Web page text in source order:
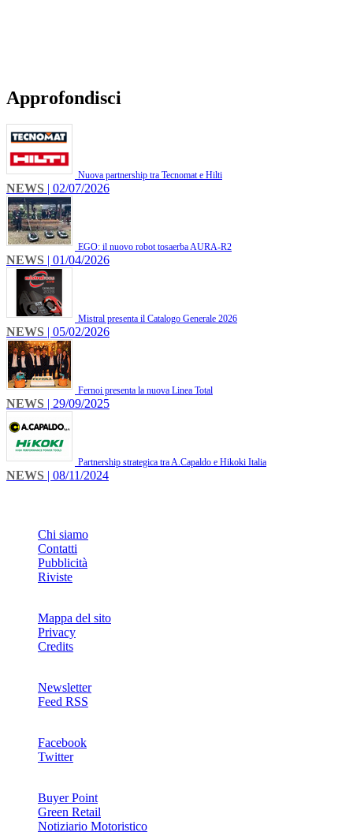
Approfondisci
Nuova partnership tra Tecnomat e Hilti
NEWS | 02/07/2026
EGO: il nuovo robot tosaerba AURA-R2
NEWS | 01/04/2026
Mistral presenta il Catalogo Generale 2026
NEWS | 05/02/2026
Fernoi presenta la nuova Linea Total
NEWS | 29/09/2025
Partnership strategica tra A.Capaldo e Hikoki Italia
NEWS | 08/11/2024
Chi siamo
Contatti
Pubblicità
Riviste
Mappa del sito
Privacy
Credits
Newsletter
Feed RSS
Facebook
Twitter
Buyer Point
Green Retail
Notiziario Motoristico